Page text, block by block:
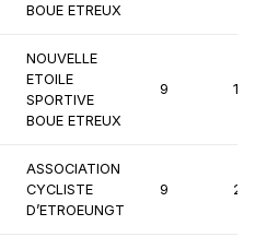
BOUE ETREUX
NOUVELLE
ETOILE
SPORTIVE
BOUE ETREUX
9 1ère
ASSOCIATION
CYCLISTE
D’ETROEUNGT
9